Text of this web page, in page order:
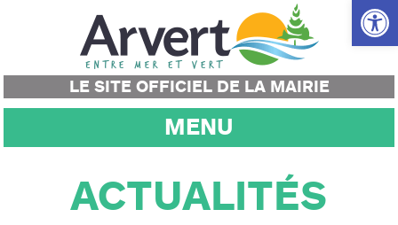
Ouvrir
LE SITE OFFICIEL DE LA MAIRIE
MENU
ACTUALITÉS